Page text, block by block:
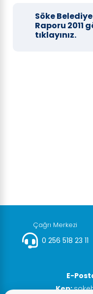
Söke
Raporu 2011
tıklayınız.
Çağrı Merkezi
0 256 518 23 11
E-
Kep: